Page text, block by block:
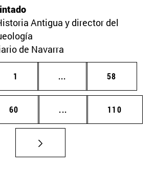
Antigua y director del
de Navarra
Página
1 ... Páginas intermedias
Página
58
Página
60 ... Páginas intermedias
Página
110